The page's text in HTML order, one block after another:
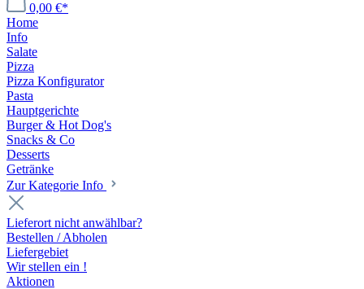
0,00 €*
Home
Info
Salate
Pizza
Pizza Konfigurator
Pasta
Hauptgerichte
Burger & Hot Dog's
Snacks & Co
Desserts
Getränke
Zur Kategorie Info
Lieferort nicht anwählbar?
Bestellen / Abholen
Liefergebiet
Wir stellen ein !
Aktionen